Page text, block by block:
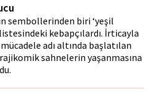
sembollerinden biri ‘yeşil
kebapçılardı. İrticayla
adı altında başlatılan
trajikomik sahnelerin yaşanmasına